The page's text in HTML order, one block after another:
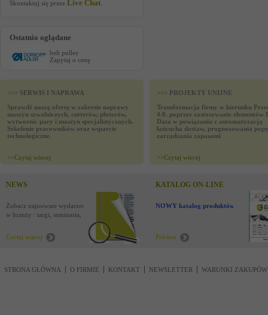
Skontaktuj się przez Live Chat
Ostatnio oglądane
belt pulley
Zapytaj o cenę
>>> SERWIS I NAPRAWA
Sprawdź naszą ofertę w zakresie naprawy
maszyn szwalniczych, cutterów, ploterów,
wytwornic pary i maszyn specjalistycznych.
Szkolenie pracowników oraz wsparcie
technologiczne.
>>Czytaj wiecej
>>> PROJEKTY UNIJNE
Transformacja firmy w kierunku
4.0. poprzez zastosowanie elementów
Data w powiązaniu z automatyzacją
łańcucha dostaw, prognozowania
zarządzania zapasami
>>Czytaj wiecej
NEWS
Zobacz najnowsze wydarzenia
w branży : targi, seminaria,
Czytaj więcej
KATALOG ON-LINE
NOWY katalog produktów !
Pobierz
STRONA GŁÓWNA O FIRMIE KONTAKT NEWSLETTER WARUNKI ZAKUPÓW